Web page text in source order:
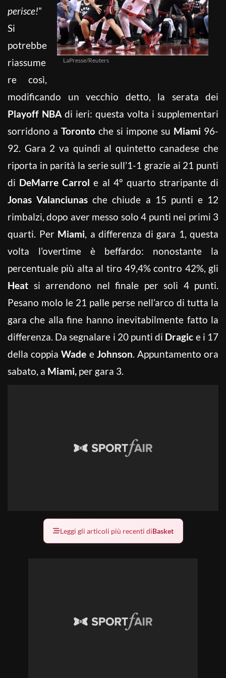
LaPresse/Reuters
perisce!”
Si
potrebbe
riassume
re così,
modificando un vecchio detto, la serata dei
Playoff NBA di ieri: questa volta i supplementari
sorridono a Toronto che si impone su Miami 96-
92. Gara 2 va quindi al quintetto canadese che
riporta in parità la serie sull’1-1 grazie ai 21 punti
di DeMarre Carrol e al 4° quarto straripante di
Jonas Valanciunas che chiude a 15 punti e 12
rimbalzi, dopo aver messo solo 4 punti nei primi 3
quarti. Per Miami, a differenza di gara 1, questa
volta l’overtime è beffardo: nonostante la
percentuale più alta al tiro 49,4% contro 42%, gli
Heat si arrendono nel finale per soli 4 punti.
Pesano molo le 21 palle perse nell’arco di tutta la
gara che alla fine hanno inevitabilmente fatto la
differenza. Da segnalare i 20 punti di Dragic e i 17
della coppiaWade eJohnson. Appuntamento ora
sabato, a Miami, per gara 3.
Leggi gli articoli più recenti diBasket